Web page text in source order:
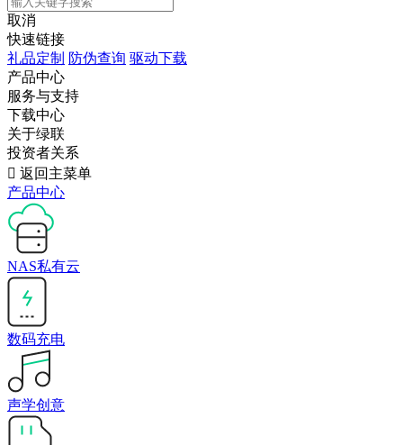
取消
快速链接
礼品定制 防伪查询 驱动下载
产品中心
服务与支持
下载中心
关于绿联
投资者关系
 返回主菜单
产品中心
NAS私有云
数码充电
声学创意